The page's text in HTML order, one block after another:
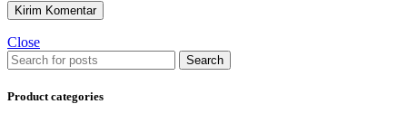
Close
Search
Product categories